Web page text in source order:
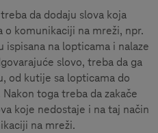
da dodaju slova koja
o komunikaciji na mreži, npr.
ispisana na lopticama i nalaze
slovo, treba da ga
od kutije sa lopticama do
toga treba da zakače
koje nedostaje i na taj način
na mreži.